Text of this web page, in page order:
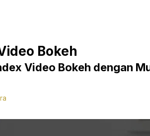
Bokeh
Video Bokeh dengan